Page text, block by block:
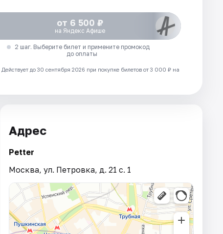
от 6 500 ₽
на Яндекс Афише
2 шаг. Выберите билет и примените промокод
до оплаты
Действует до 30 сентября 2026 при покупке билетов от 3 000 ₽ на
Адрес
Petter
Москва, ул. Петровка, д. 21 с. 1